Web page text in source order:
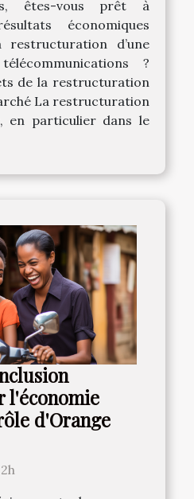
êtes-vous prêt à
économiques
d’une
?
de la restructuration
La restructuration
en particulier dans le
l'économie
d'Orange